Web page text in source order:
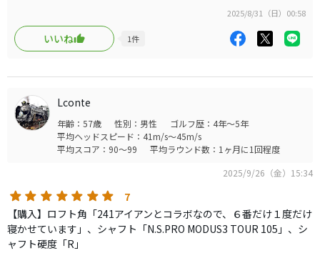
バランスは気にしないが、特に長さのバラつきは酷い。
ライ角もロフトも公称の値から大きく外している番手もあります
ので、養老工場での調整は良くはないですね・・・
海外製品はもっと悪いんだろうけど、メイドインジャパン製なの
で、ちょっと残念。
ヘッドは最高品質です。 これはケチの付けようがない。
但し、アッセンブリが全くダメですね。 品質が悪い。
何が悪いかと言いますと・・・
6 27.5/61/37.75/C9
7 30/61/37.75/C9
8 34.5/62/36.75/C8.5
9 39/62/36.125/C9
P 44/62/35.325/C9.5
養老工場クオリティも組立工程はこの程度です。
バランスは気にしないが、特に長さのバラつきは酷い。
ライ角もロフトも公称の値から大きく外しも有りではない
良くはないですね・・・
2025/8/31（日）00:58
いいね 1件
Lconte
年齢：57歳 性別：男性
ゴルフ歴：4年～5年
平均ヘッドスピード：41m/s～45m/s
平均スコア：90～99
平均ラウンド数：1ヶ月に1回程度
2025/9/26（金）15:34
7
【購入】ロフト角「241アイアンとコラボなので、６番だけ１度だけ
寝かせています」、シャフト「N.S.PRO MODUS3 TOUR 105」、シ
ャフト硬度「R」